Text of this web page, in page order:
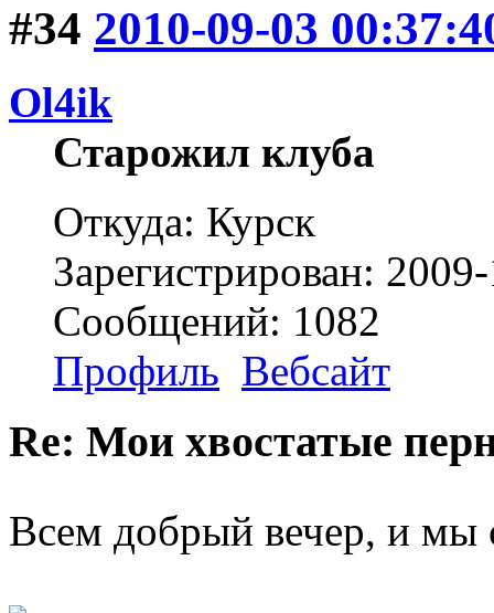
#34 2010-09-03
Ol4ik
Старожил клуба
Откуда: Курск
Зарегистрирован:
Сообщений: 1082
Профиль Вебсайт
Re: Мои хвостатые
Всем добрый вечер, и мы